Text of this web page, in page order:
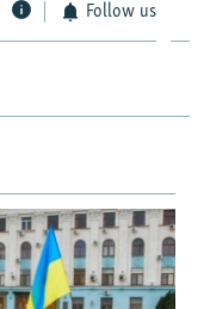
Follow us